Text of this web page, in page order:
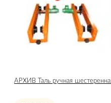
АРХИВ Таль ручная